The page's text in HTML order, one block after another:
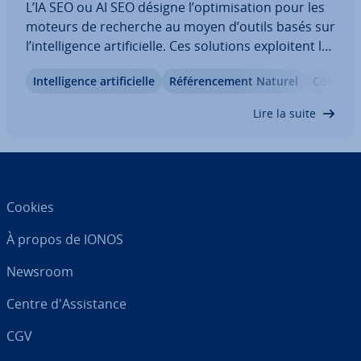
L’IA SEO ou AI SEO désigne l’op­ti­mi­sa­tion pour les
moteurs de recherche au moyen d’outils basés sur
l’in­tel­li­gence ar­ti­fi­cielle. Ces solutions ex­ploi­tent les
ploi­tants de sites Web à optimiser leurs pages
In­tel­li­gence ar­ti­fi­cielle Ré­fé­ren­ce­ment Naturel
Lire la suite
Cookies
À propos de IONOS
Newsroom
Centre d'As­sis­tance
CGV